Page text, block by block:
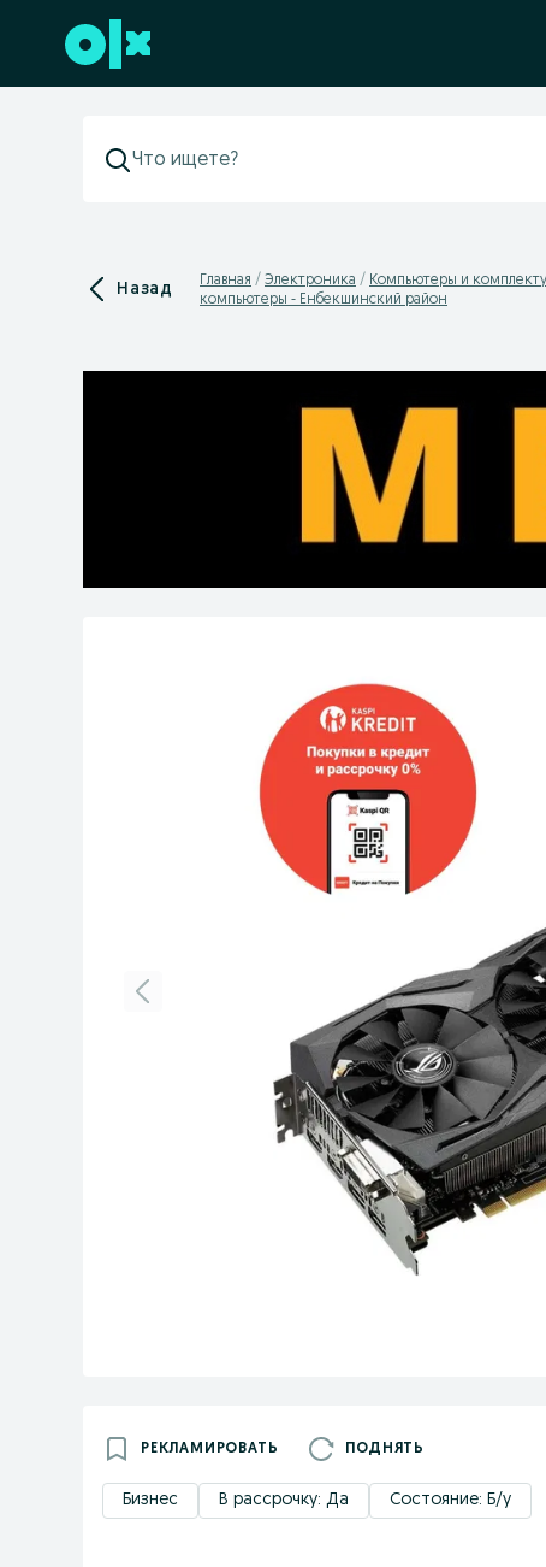
Перейти к нижнему колонтитулу
Назад Главная Электроника Компьютеры и
компьютеры - Енбекшинский район
РЕКЛАМИРОВАТЬ ПОДНЯТЬ
Бизнес В рассрочку: Да Состояние: Б/у